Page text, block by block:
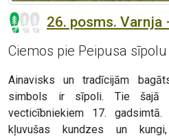
26. posms. Varnja
Ciemos pie Peipusa
Ainavisks un tradīcijām
simbols ir sīpoli. Tie šajā
vecticībniekiem 17.
kļuvušas kundzes un